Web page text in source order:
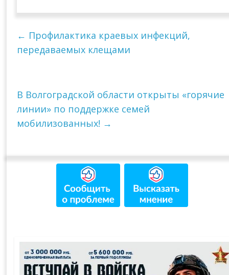
← Профилактика краевых инфекций,
передаваемых клещами
В Волгоградской области открыты «горячие
линии» по поддержке семей
мобилизованных! →